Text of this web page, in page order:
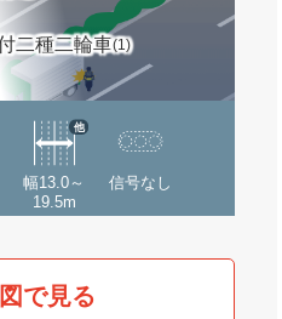
二種二輪車(1)
幅13.0～
19.5m
他
信号なし
で見る